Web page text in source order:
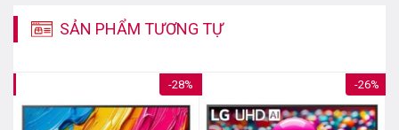
SẢN PHẨM TƯƠNG TỰ
-28% -26%